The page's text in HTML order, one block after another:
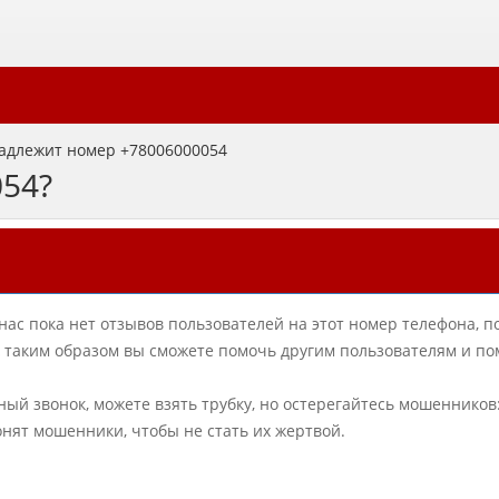
номер +78006000054
пока нет отзывов пользователей на этот номер телефона,
образом вы сможете помочь другим пользователям и
звонок, можете взять трубку, но остерегайтесь
мошенники, чтобы не стать их жертвой.